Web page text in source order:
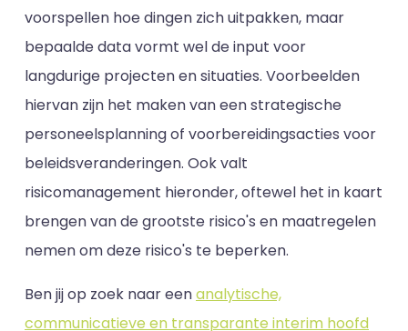
voorspellen hoe dingen zich uitpakken, maar
bepaalde data vormt wel de input voor
langdurige projecten en situaties. Voorbeelden
hiervan zijn het maken van een strategische
personeelsplanning of voorbereidingsacties voor
beleidsveranderingen. Ook valt
risicomanagement hieronder, oftewel het in kaart
brengen van de grootste risico's en maatregelen
nemen om deze risico's te beperken.
Ben jij op zoek naar eenanalytische,
communicatieve en transparante interim hoofd